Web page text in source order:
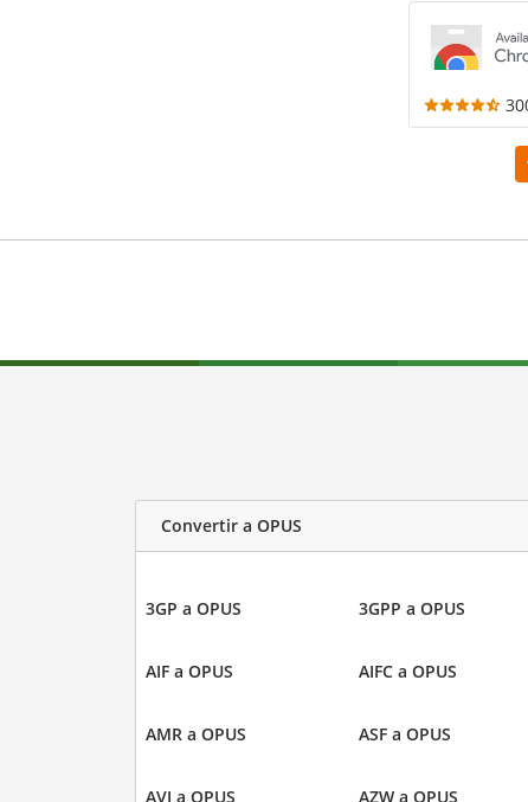
Convertir a OPUS
3GP a OPUS 3GPP a OPUS
AIF a OPUS AIFC a OPUS
AMR a OPUS ASF a OPUS
AVI a OPUS AZW a OPUS